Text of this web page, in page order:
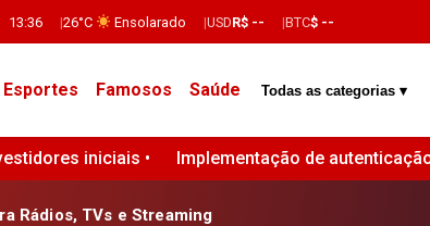
13:36 26°C Ensolarado USDR$ -- BTC$ --
Esportes Famosos Saúde Todas as categorias ▾
de autenticação em múltiplas camadas aumenta
Rádios, TVs e Streaming